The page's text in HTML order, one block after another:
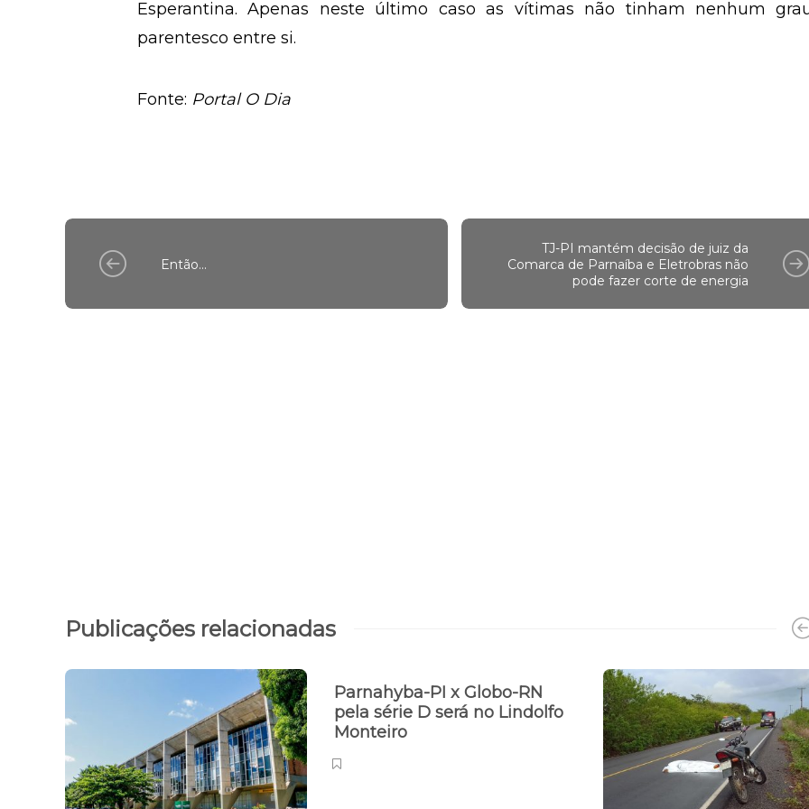
Esperantina. Apenas neste último caso as vítimas não tinham nenhum
parentesco entre si.
Fonte: Portal O Dia
Então...
TJ-PI mantém decisão de juiz da
Comarca de Parnaíba e Eletrobras não
pode fazer corte de energia
Publicações relacionadas
Parnahyba-PI x Globo-RN
pela série D será no Lindolfo
Monteiro